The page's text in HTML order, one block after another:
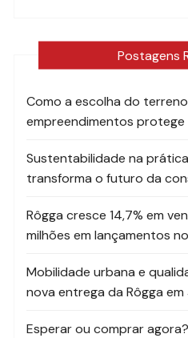
Postagens
Como a escolha do
empreendimentos
Sustentabilidade na
transforma o futuro da
Rôgga cresce 14,7% em
milhões em lançamentos
Mobilidade urbana e
nova entrega da Rôgga em
Esperar ou comprar